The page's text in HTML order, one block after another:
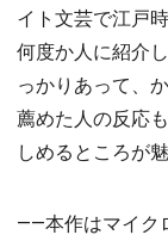
イト文芸で江戸
何度か人に紹介
っかりあって、
薦めた人の反応
しめるところが
――本作はマイク